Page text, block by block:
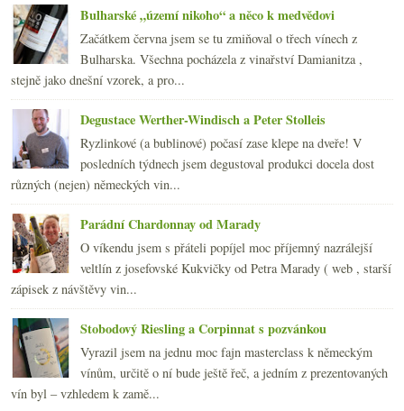
►srpna
►července
►června(22)
května(20)
►dubna(21)
►března(23)
►února (20)
►ledna (20)
►2008(270)
►2007(108)
Bulharské „území nikoho“ a něco k medvědovi
Začátkem června jsem se tu zmiňoval o třech vínech z
Bulharska. Všechna pocházela z vinařství Damianitza ,
stejně jako dnešní vzorek, a pro...
Degustace Werther-Windisch a Peter Stolleis
Ryzlinkové (a bublinové) počasí zase klepe na dveře! V
posledních týdnech jsem degustoval produkci docela dost
různých (nejen) německých vin...
Parádní Chardonnay od Marady
O víkendu jsem s přáteli popíjel moc příjemný nazrálejší
veltlín z josefovské Kukvičky od Petra Marady ( web , starší
zápisek z návštěvy vin...
Stobodový Riesling a Corpinnat s pozvánkou
Vyrazil jsem na jednu moc fajn masterclass k německým
vínům, určitě o ní bude ještě řeč, a jedním z prezentovaných
vín byl – vzhledem k zamě...